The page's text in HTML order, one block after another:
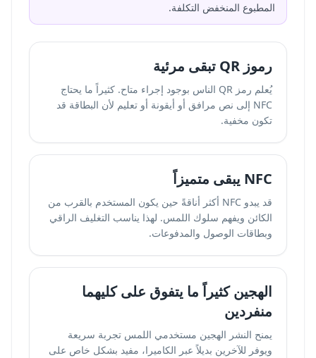
المطبوع المنخفض التكلفة.
رموز QR تبقى مرئية
يُعلم رمز QR الناس بوجود إجراء متاح. كثيراً ما يحتاج
NFC إلى نص مرافق أو أيقونة أو تعليم لأن البطاقة قد
تكون مخفية.
NFC يبقى متميزاً
قد يبدو NFC أكثر أناقةً حين يكون المستخدم بالقرب من
الكائن ويفهم سلوك اللمس. لهذا يناسب التغليف الراقي
وبطاقات الوصول والمدفوعات.
الهجين كثيراً ما يتفوق على كليهما
منفردين
يمنح النشر الهجين مستخدمي اللمس تجربة سريعة
ويوفر للآخرين بديلاً عبر الكاميرا، مفيد بشكل خاص على